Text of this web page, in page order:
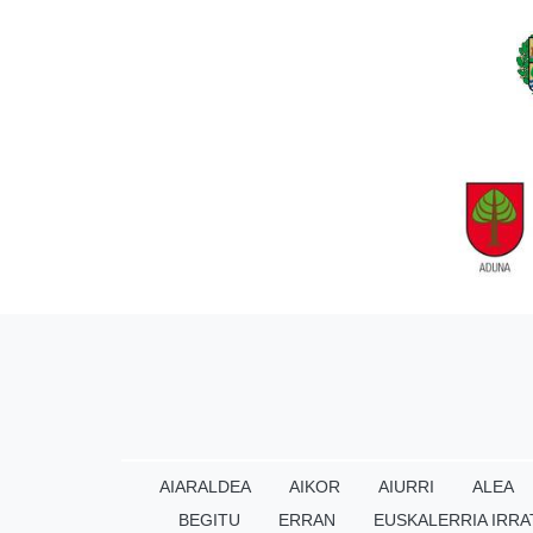
AIARALDEA AIKOR AIURRI ALEA
BEGITU
ERRAN EUSKALERRIA